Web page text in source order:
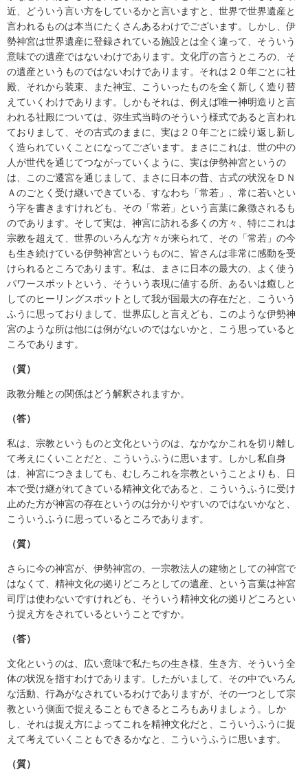
近、どういう言い方をしているかと言いますと、世界で世界遺産と
言われるものは本当にたくさんあるわけでございます。しかし、伊
勢神宮は世界遺産に登録されている施設とは全く違って、そういう
意味での遺産ではないわけであります。文化庁の言うところの、そ
の遺産というものではないわけであります。それは２０年ごとに社
殿、それから装束、また神宝、こういったものを全く新しく造り替
えていくわけであります。しかもそれは、例えば唯一神明造りと言
われる社殿については、弥生式当時のそういう様式であると言われ
ておりまして、その古式のままに、実は２０年ごとに繰り返し新し
く造られていくことになってございます。まさにこれは、世の中の
人が世代を通じてつながっていくように、実は伊勢神宮というの
は、このご遷宮を通じまして、まさに日本の昔、古式の状況をＤＮ
Ａのごとく受け継いできている、すなわち「常若」、常に若いとい
う字を書きますけれども、その「常若」という言葉に象徴されるも
のであります。そして実は、神宮に訪れる多くの方々、特にこれは
宗教を超えて、世界のいろんな方々が来られて、その「常若」の今
も生き続けている伊勢神宮というものに、皆さんは非常に感動を受
けられるところであります。私は、まさに日本の最大の、よく使う
パワースポットという、そういう表現に値する所、あるいは癒しと
してのヒーリングスポットとして我が国最大の存在だと、こういう
ふうに思っておりまして、世界広しと言えども、このような伊勢神
宮のような所は他には例がないのではないかと、こう思っていると
ころであります。
（質）
政教分離との関係はどう解釈されますか。
（答）
私は、宗教というものと文化というのは、なかなかこれを切り離し
て考えにくいことだと、こういうふうに思います。しかし私自身
は、神宮につきましても、むしろこれを宗教ということよりも、日
本で受け継がれてきている精神文化であると、こういうふうに受け
止めた方が神宮の存在というのは分かりやすいのではないかなと、
こういうふうに思っているところであります。
（質）
さらに今の神宮が、伊勢神宮の、一宗教法人の建物としての神宮で
はなくて、精神文化の拠りどころとしての遺産、という言葉は神宮
司庁は使わないですけれども、そういう精神文化の拠りどころとい
う捉え方をされているということですか。
（答）
文化というのは、広い意味で私たちの生き様、生き方、そういう全
体の状況を指すわけであります。したがいまして、その中でいろん
な活動、行為がなされているわけでありますが、その一つとして宗
教という側面で捉えることもできるところもありましょう。しか
し、それは捉え方によってこれを精神文化だと、こういうふうに捉
えて考えていくこともできるかなと、こういうふうに思います。
（質）